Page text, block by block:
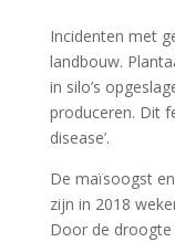
Incidenten met
landbouw.
in silo’s
produceren. Dit
disease’.
De maïsoogst
zijn in 2018
Door de droogte